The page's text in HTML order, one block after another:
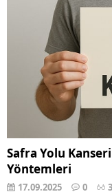
Safra Yolu
Yöntemleri
17.09.2025 0